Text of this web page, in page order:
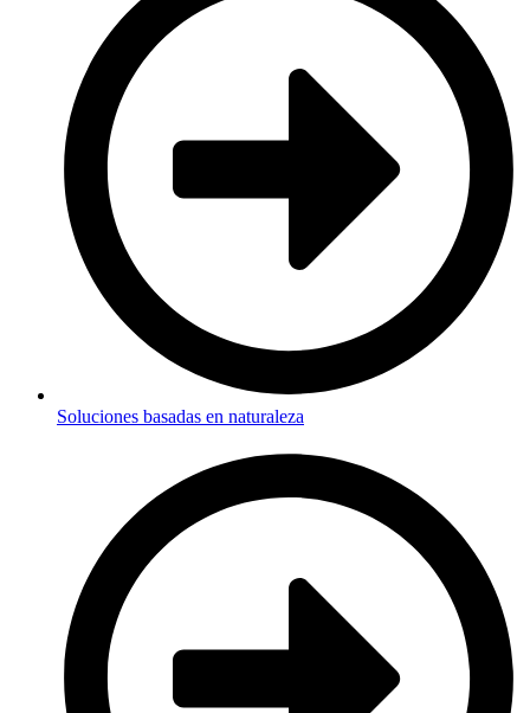
Soluciones basadas en naturaleza